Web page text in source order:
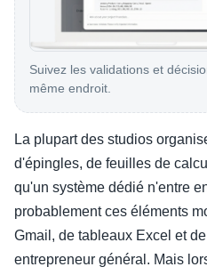
Suivez les validations et
même endroit.
La plupart des studios
d'épingles, de feuilles de
qu'un système dédié n'entre
probablement ces éléments
Gmail, de tableaux Excel et
entrepreneur général. Mais